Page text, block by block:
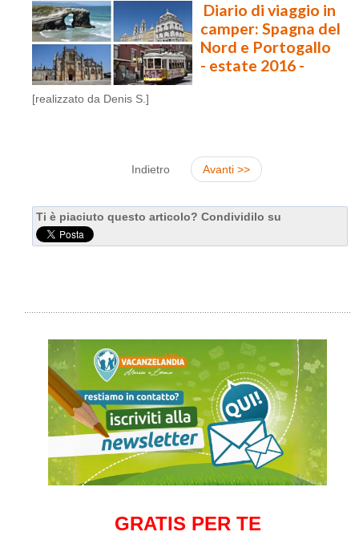
Diario di viaggio in
camper: Spagna del
Nord e Portogallo
- estate 2016 -
[realizzato da Denis S.]
Indietro Avanti >>
Ti è piaciuto questo articolo? Condividilo su
GRATIS PER TE